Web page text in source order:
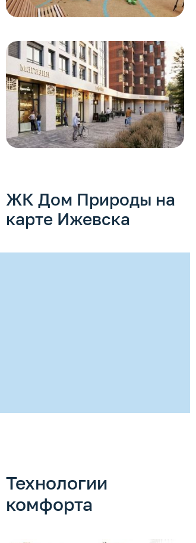
ЖК Дом Природы на
карте Ижевска
Технологии
комфорта